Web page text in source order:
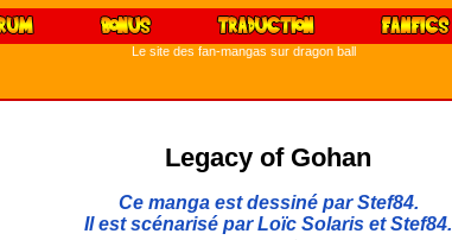
Le site des fan-mangas sur dragon ball
Legacy of Gohan
Ce manga est dessiné par Stef84.
Il est scénarisé par Loïc Solaris et Stef84.